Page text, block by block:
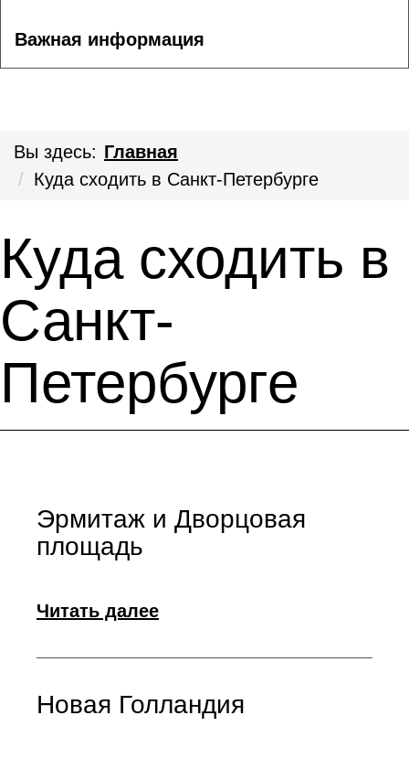
Важная информация
Вы здесь: Главная
Куда сходить в Санкт-Петербурге
Куда сходить в
Санкт-
Петербурге
Эрмитаж и Дворцовая
площадь
Читать далее
Новая Голландия